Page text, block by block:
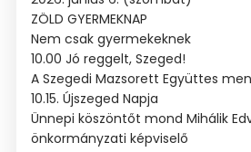
ZÖLD GYERMEKNAP
Nem csak gyermekeknek
10.00 Jó reggelt, Szeged!
A Szegedi Mazsorett Együttes
10.15. Újszeged Napja
Ünnepi köszöntőt mond Mihálik
önkormányzati képviselő